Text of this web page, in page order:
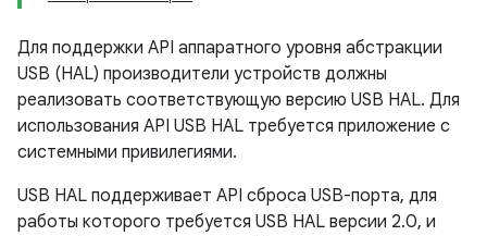
Для поддержки API аппаратного уровня абстракции
USB (HAL) производители устройств должны
реализовать соответствующую версию USB HAL. Для
использования API USB HAL требуется приложение с
системными привилегиями.
USB HAL поддерживает API сброса USB-порта, для
работы которого требуется USB HAL версии 2.0, и